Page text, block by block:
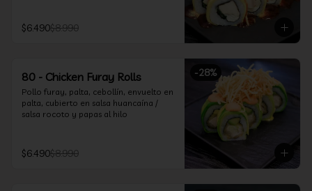
$6.490$8.990
-28%
80 - Chicken Furay Rolls
Pollo furay, palta, cebollín, envuelto en
palta, cubierto en salsa huancaína /
salsa rocoto y papas al hilo
$6.490$8.990